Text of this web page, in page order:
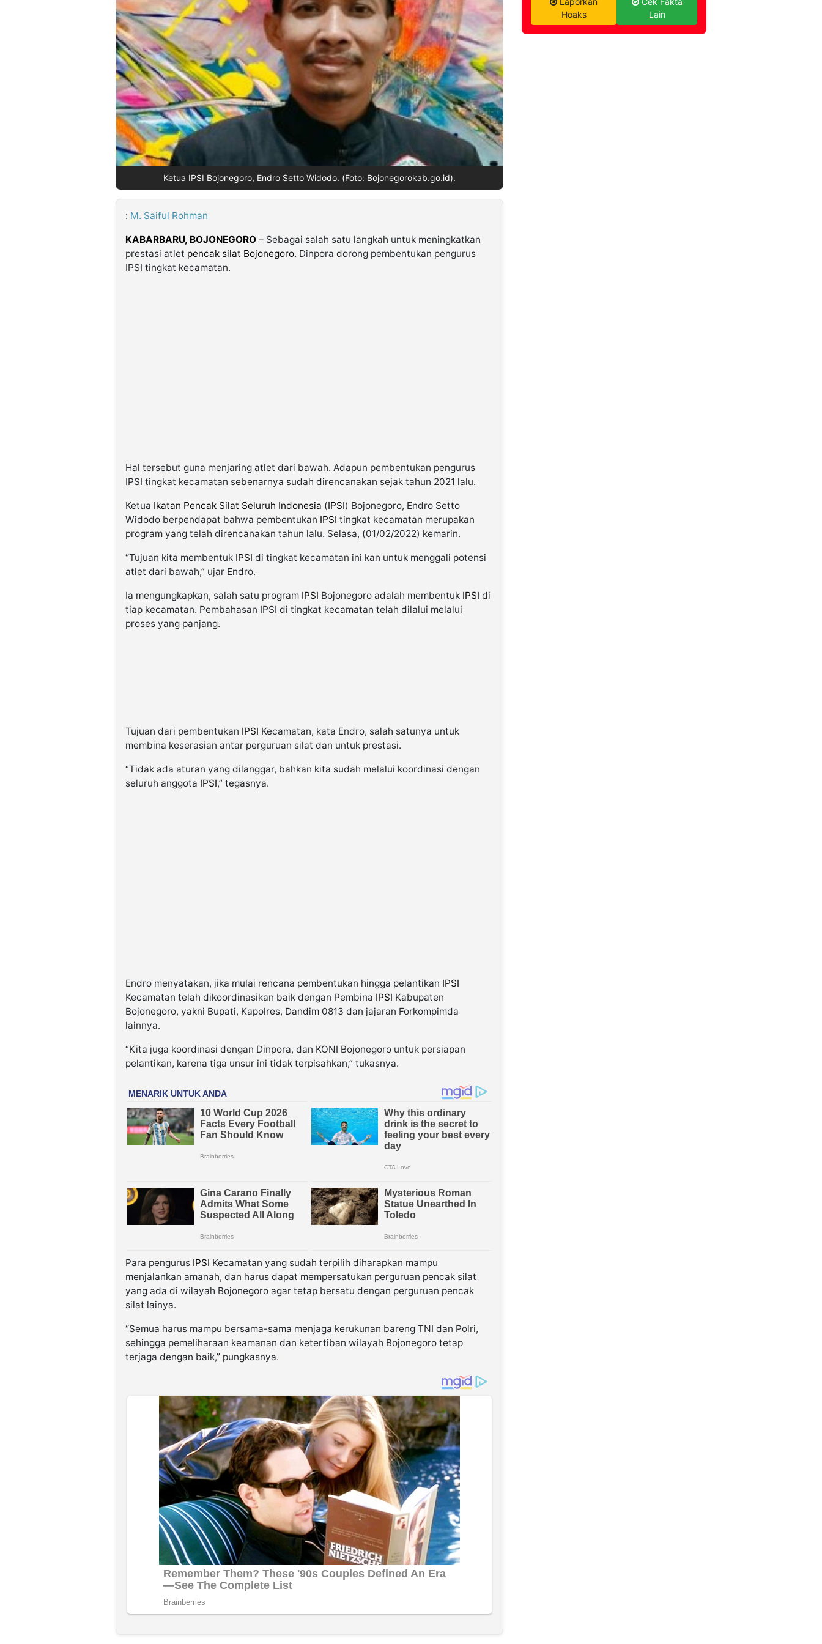
Ketua IPSI Bojonegoro, Endro Setto Widodo. (Foto: Bojonegorokab.go.id).
: M. Saiful Rohman
KABARBARU, BOJONEGORO – Sebagai salah satu langkah untuk meningkatkan
prestasi atlet pencak silat Bojonegoro. Dinpora dorong pembentukan pengurus
IPSI tingkat kecamatan.
Hal tersebut guna menjaring atlet dari bawah. Adapun pembentukan pengurus
IPSI tingkat kecamatan sebenarnya sudah direncanakan sejak tahun 2021 lalu.
Ketua Ikatan Pencak Silat Seluruh Indonesia (IPSI) Bojonegoro, Endro Setto
Widodo berpendapat bahwa pembentukan IPSI tingkat kecamatan merupakan
program yang telah direncanakan tahun lalu. Selasa, (01/02/2022) kemarin.
“Tujuan kita membentuk IPSI di tingkat kecamatan ini kan untuk menggali potensi
atlet dari bawah,” ujar Endro.
Ia mengungkapkan, salah satu program IPSI Bojonegoro adalah membentuk IPSI di
tiap kecamatan. Pembahasan IPSI di tingkat kecamatan telah dilalui melalui
proses yang panjang.
Tujuan dari pembentukan IPSI Kecamatan, kata Endro, salah satunya untuk
membina keserasian antar perguruan silat dan untuk prestasi.
“Tidak ada aturan yang dilanggar, bahkan kita sudah melalui koordinasi dengan
seluruh anggota IPSI,” tegasnya.
Endro menyatakan, jika mulai rencana pembentukan hingga pelantikan IPSI
Kecamatan telah dikoordinasikan baik dengan Pembina IPSI Kabupaten
Bojonegoro, yakni Bupati, Kapolres, Dandim 0813 dan jajaran Forkompimda
lainnya.
“Kita juga koordinasi dengan Dinpora, dan KONI Bojonegoro untuk persiapan
pelantikan, karena tiga unsur ini tidak terpisahkan,” tukasnya.
Para pengurus IPSI Kecamatan yang sudah terpilih diharapkan mampu
menjalankan amanah, dan harus dapat mempersatukan perguruan pencak silat
yang ada di wilayah Bojonegoro agar tetap bersatu dengan perguruan pencak
silat lainya.
“Semua harus mampu bersama-sama menjaga kerukunan bareng TNI dan Polri,
sehingga pemeliharaan keamanan dan ketertiban wilayah Bojonegoro tetap
terjaga dengan baik,” pungkasnya.
Hoaks
Lain